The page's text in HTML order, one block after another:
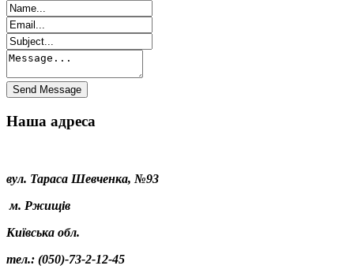
Наша адреса
вул. Тараса Шевченка, №93
м. Ржищів
Київська обл.
тел.: (050)-73-2-12-45